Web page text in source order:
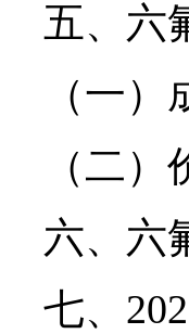
五、六
（一
（二
六、六
七、